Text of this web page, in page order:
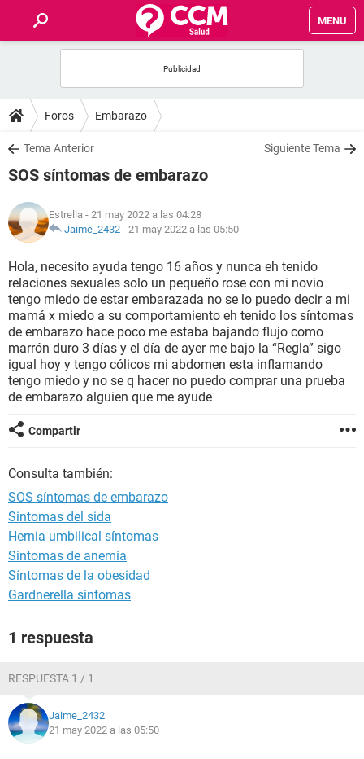
MENU
FOROS
SALUD
NUTRICIÓN
BIENESTAR
SEXUALIDAD
GLOSARIO
Foros Embarazo
Tema Anterior Siguiente Tema
SOS síntomas de embarazo
Estrella - 21 may 2022 a las 04:28
Jaime_2432 - 21 may 2022 a las 05:50
Hola, necesito ayuda tengo 16 años y nunca eh tenido
relaciones sexuales solo un pequeño rose con mi novio
tengo miedo de estar embarazada no se lo puedo decir a mi
mamá x miedo a su comportamiento eh tenido los síntomas
de embarazo hace poco me estaba bajando flujo como
marrón duro 3 días y el día de ayer me bajo la “Regla” sigo
igual hoy y tengo cólicos mi abdomen esta inflamando
tengo miedo y no se q hacer no puedo comprar una prueba
de embarazo alguien que me ayude
Compartir
Consulta también:
SOS síntomas de embarazo
Sintomas del sida
Hernia umbilical síntomas
Sintomas de anemia
Síntomas de la obesidad
Gardnerella sintomas
1 respuesta
RESPUESTA 1 / 1
Jaime_2432
21 may 2022 a las 05:50